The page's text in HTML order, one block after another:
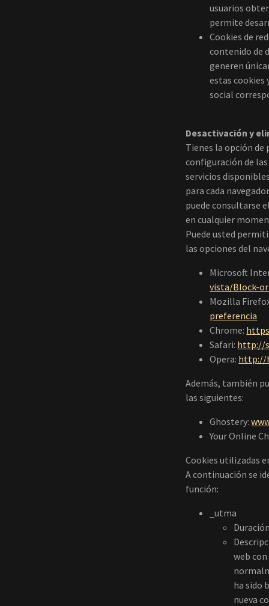
usuarios
permite
Cookies de
contenido de
generen
estas cookies
social
Desactivación y
Tienes la opción
configuración de
servicios
para cada
puede consultarse
en cualquier
Puede usted
las opciones del
Microsoft
vista/Block-
Mozilla
preferencia
Chrome:
Safari: http://
Opera: http://
Además, también
las siguientes:
Ghostery:
Your Online
Cookies utilizadas
A continuación se
función:
_utma
web
ha sido
nueva